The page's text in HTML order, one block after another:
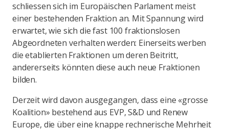
schliessen sich im Europäischen Parlament meist
einer bestehenden Fraktion an. Mit Spannung wird
erwartet, wie sich die fast 100 fraktionslosen
Abgeordneten verhalten werden: Einerseits werben
die etablierten Fraktionen um deren Beitritt,
andererseits könnten diese auch neue Fraktionen
bilden.
Derzeit wird davon ausgegangen, dass eine «grosse
Koalition» bestehend aus EVP, S&D und Renew
Europe, die über eine knappe rechnerische Mehrheit